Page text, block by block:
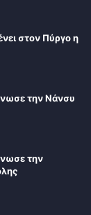
στον Πύργο η
την Νάνσυ
την